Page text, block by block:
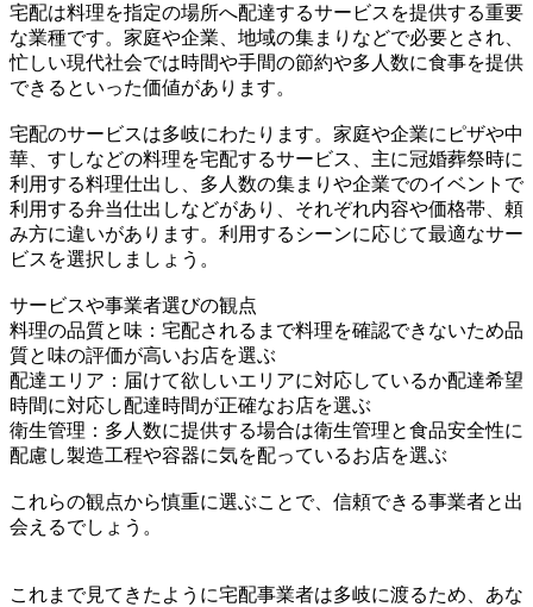
宅配は料理を指定の場所へ配達するサービスを提供する重要
な業種です。家庭や企業、地域の集まりなどで必要とされ、
忙しい現代社会では時間や手間の節約や多人数に食事を提供
できるといった価値があります。
宅配のサービスは多岐にわたります。家庭や企業にピザや中
華、すしなどの料理を宅配するサービス、主に冠婚葬祭時に
利用する料理仕出し、多人数の集まりや企業でのイベントで
利用する弁当仕出しなどがあり、それぞれ内容や価格帯、頼
み方に違いがあります。利用するシーンに応じて最適なサー
ビスを選択しましょう。
サービスや事業者選びの観点
料理の品質と味：宅配されるまで料理を確認できないため品
質と味の評価が高いお店を選ぶ
配達エリア：届けて欲しいエリアに対応しているか配達希望
時間に対応し配達時間が正確なお店を選ぶ
衛生管理：多人数に提供する場合は衛生管理と食品安全性に
配慮し製造工程や容器に気を配っているお店を選ぶ
これらの観点から慎重に選ぶことで、信頼できる事業者と出
会えるでしょう。
これまで見てきたように宅配事業者は多岐に渡るため、あな